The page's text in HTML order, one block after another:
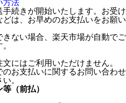
方法
続きが開始いたします。お受け
は、お早めのお支払いをお願い
ない場合、楽天市場が自動でご
にはご利用いただけません。
お支払いに関するお問い合わせ
。
（前払）